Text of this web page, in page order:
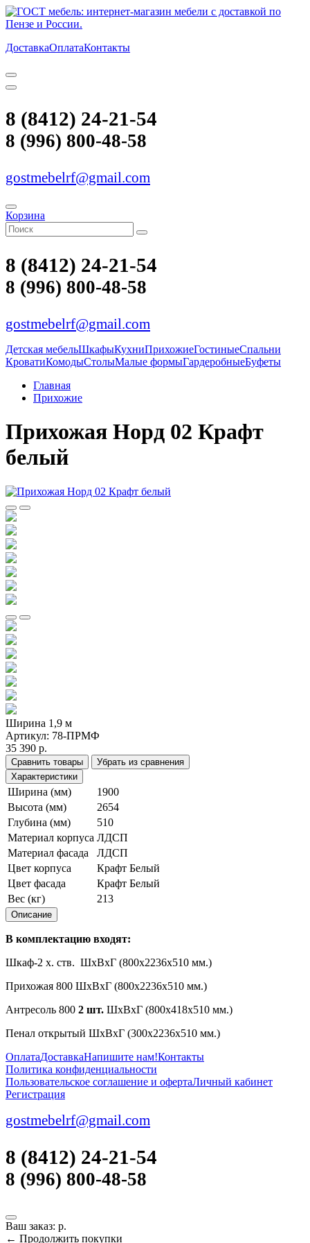
ДоставкаОплатаКонтакты
8 (8412) 24-21-54
8 (996) 800-48-58
gostmebelrf@gmail.com
Корзина
8 (8412) 24-21-54
8 (996) 800-48-58
gostmebelrf@gmail.com
Детская мебельШкафыКухниПрихожиеГостиныеСпальни
КроватиКомодыСтолыМалые формыГардеробныеБуфеты
Главная
Прихожие
Прихожая Норд 02 Крафт
белый
Ширина 1,9 м
Артикул: 78-ПРМФ
35 390 р.
Сравнить товары
Убрать из сравнения
Характеристики
Ширина (мм)
1900
Высота (мм)
2654
Глубина (мм)
510
Материал корпуса ЛДСП
Материал фасада
ЛДСП
Цвет корпуса
Крафт Белый
Цвет фасада
Крафт Белый
Вес (кг)
213
Описание
В комплектацию входят:
Шкаф-2 х. ств. ШхВхГ (800х2236х510 мм.)
Прихожая 800 ШхВхГ (800х2236х510 мм.)
Антресоль 800 2 шт. ШхВхГ (800х418х510 мм.)
Пенал открытый ШхВхГ (300х2236х510 мм.)
ОплатаДоставкаНапишите нам!Контакты
Политика конфиденциальности
Пользовательское соглашение и офертаЛичный кабинет
Регистрация
gostmebelrf@gmail.com
8 (8412) 24-21-54
8 (996) 800-48-58
Ваш заказ: р.
← Продолжить покупки